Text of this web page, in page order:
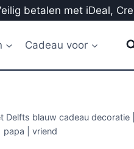
betalen met iDeal,
Cadeau voor
Delfts blauw cadeau
papa | vriend